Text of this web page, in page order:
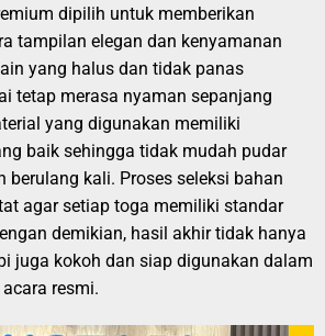
dipilih untuk memberikan
tampilan elegan dan kenyamanan
yang halus dan tidak panas
tetap merasa nyaman sepanjang
yang digunakan memiliki
baik sehingga tidak mudah pudar
berulang kali. Proses seleksi bahan
agar setiap toga memiliki standar
demikian, hasil akhir tidak hanya
juga kokoh dan siap digunakan dalam
resmi.